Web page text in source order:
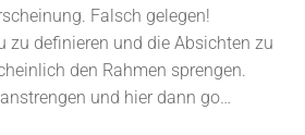
Falsch gelegen!
zu definieren und die Absichten zu
den Rahmen sprengen.
und hier dann go…